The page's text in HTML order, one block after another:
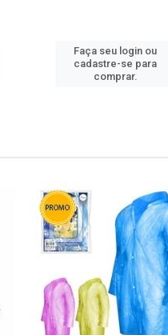
Faça seu login ou
cadastre-se para
comprar.